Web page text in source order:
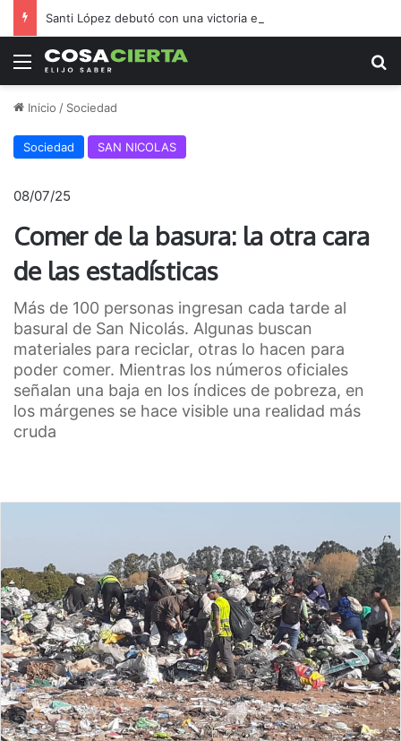
Santi López debutó con una victoria en El Tala
Menú
Inicio / Sociedad
Sociedad SAN NICOLAS
08/07/25
Comer de la basura: la otra cara
de las estadísticas
Más de 100 personas ingresan cada tarde al
basural de San Nicolás. Algunas buscan
materiales para reciclar, otras lo hacen para
poder comer. Mientras los números oficiales
señalan una baja en los índices de pobreza, en
los márgenes se hace visible una realidad más
cruda